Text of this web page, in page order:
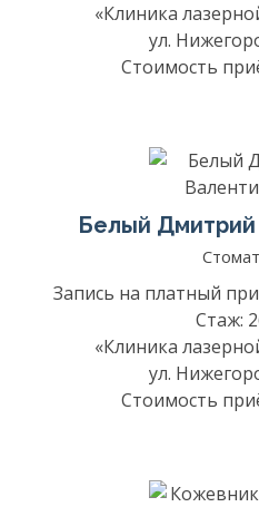
«Клиника
ул.
Стоимость
Белый Дмитрий
Запись на платный
Стаж:
«Клиника
ул.
Стоимость